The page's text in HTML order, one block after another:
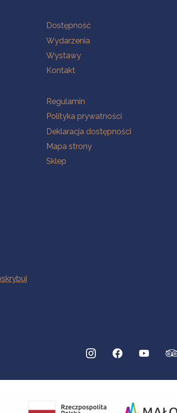
Na skróty
Dostępność
Wydarzenia
Wystawy
Kontakt
Na skróty
Regulamin
Polityka prywatności
Deklaracja dostępności
Mapa strony
Sklep